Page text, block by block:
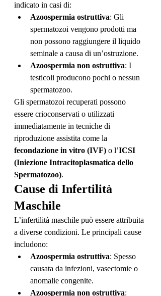
indicato in casi di:
Azoospermia ostruttiva: Gli
spermatozoi vengono prodotti ma
non possono raggiungere il liquido
seminale a causa di un’ostruzione.
Azoospermia non ostruttiva: I
testicoli producono pochi o nessun
spermatozoo.
Gli spermatozoi recuperati possono
essere crioconservati o utilizzati
immediatamente in tecniche di
riproduzione assistita come la
fecondazione in vitro (IVF) o l’ICSI
(Iniezione Intracitoplasmatica dello
Spermatozoo).
Cause di Infertilità
Maschile
L’infertilità maschile può essere attribuita
a diverse condizioni. Le principali cause
includono:
Azoospermia ostruttiva: Spesso
causata da infezioni, vasectomie o
anomalie congenite.
Azoospermia non ostruttiva: